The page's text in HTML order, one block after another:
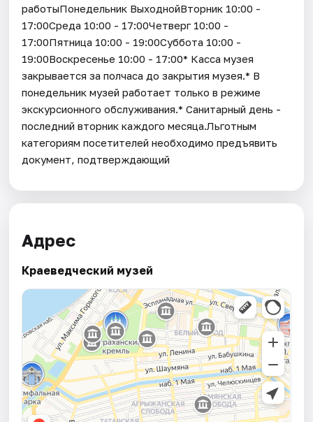
работыПонедельник ВыходнойВторник 10:00 -
17:00Среда 10:00 - 17:00Четверг 10:00 -
17:00Пятница 10:00 - 19:00Суббота 10:00 -
19:00Воскресенье 10:00 - 17:00* Касса музея
закрывается за полчаса до закрытия музея.* В
понедельник музей работает только в режиме
экскурсионного обслуживания.* Санитарный день -
последний вторник каждого месяца.Льготным
категориям посетителей необходимо предъявить
документ, подтверждающий
Адрес
Краеведческий музей